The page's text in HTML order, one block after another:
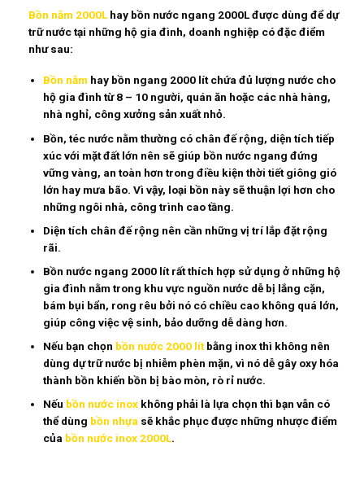
Bồn nằm 2000L hay bồn nước ngang 2000L được dùng để dự
trữ nước tại những hộ gia đình, doanh nghiệp có đặc điểm
như sau:
Bồn nằmhay bồn ngang 2000 lít chứa đủ lượng nước cho
hộ gia đình từ 8 – 10 người, quán ăn hoặc các nhà hàng,
nhà nghỉ, công xưởng sản xuất nhỏ.
Bồn, téc nước nằm thường có chân đế rộng, diện tích tiếp
xúc với mặt đất lớn nên sẽ giúp bồn nước ngang đứng
vững vàng, an toàn hơn trong điều kiện thời tiết giông gió
lớn hay mưa bão. Vì vậy, loại bồn này sẽ thuận lợi hơn cho
những ngôi nhà, công trình cao tầng.
Diện tích chân đế rộng nên cần những vị trí lắp đặt rộng
rãi.
Bồn nước ngang 2000 lít rất thích hợp sử dụng ở những hộ
gia đình nằm trong khu vực nguồn nước dễ bị lắng cặn,
bám bụi bẩn, rong rêu bởi nó có chiều cao không quá lớn,
giúp công việc vệ sinh, bảo dưỡng dễ dàng hơn.
Nếu bạn chọn bồn nước 2000 lítbằng inox thì không nên
dùng dự trữ nước bị nhiễm phèn mặn, vì nó dễ gây oxy hóa
thành bồn khiến bồn bị bào mòn, rò rỉ nước.
Nếu bồn nước inoxkhông phải là lựa chọn thì bạn vẫn có
thể dùng bồn nhựa sẽ khắc phục được những nhược điểm
của bồn nước inox 2000L.